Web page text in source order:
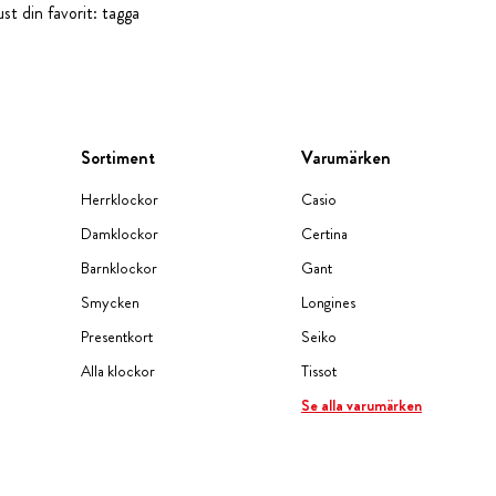
din favorit: tagga
Sortiment
Herrklockor
Damklockor
Barnklockor
Smycken
Presentkort
Alla klockor
Varumärken
Casio
Certina
Gant
Longines
Seiko
Tissot
Se alla varumärken